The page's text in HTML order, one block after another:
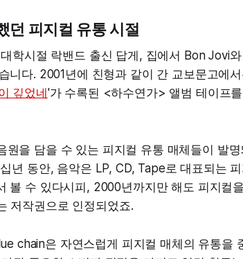
던 피지컬 유통 시절
학시절 락밴드 출신 답게, 집에서 Bon Jovi
니다. 2001년에 친형과 같이 간 교보문고에
깊었네'가 수록된 <하수연가> 앨범 테이프
원을 담을 수 있는 피지컬 유통 매체들이 발
년 동안, 음악은 LP, CD, Tape로 대표되는
볼 수 있다시피, 2000년까지만 해도 피지컬
저작권으로 인정되었죠.
chain은 자연스럽게 피지컬 매체의 유통을